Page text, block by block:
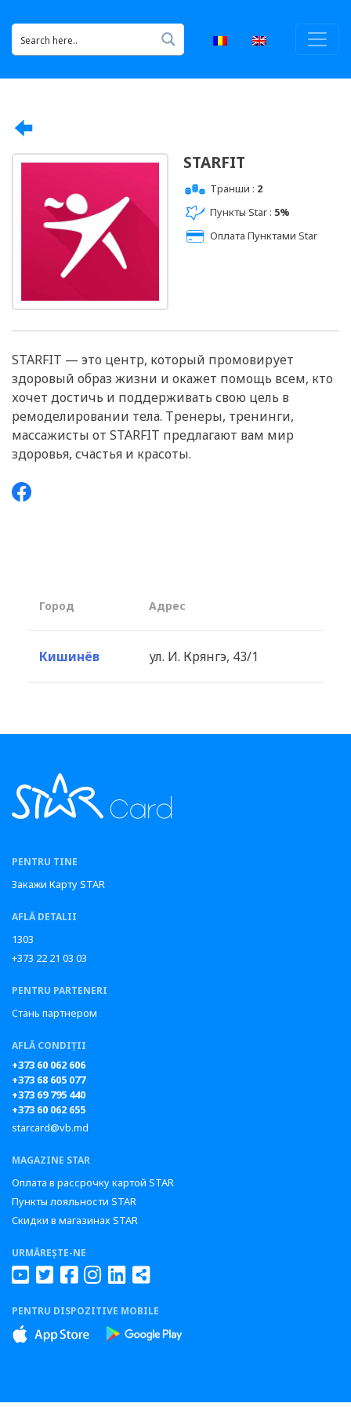
STARFIT
Транши : 2
Пункты Star : 5%
Оплата Пунктами Star
STARFIT — это центр, который промовирует
здоровый образ жизни и окажет помощь всем, кто
хочет достичь и поддерживать свою цель в
ремоделировании тела. Тренеры, тренинги,
массажисты от STARFIT предлагают вам мир
здоровья, счастья и красоты.
Город Aдрес
Кишинёв ул. И. Крянгэ, 43/1
PENTRU TINE
Закажи Карту STAR
AFLĂ DETALII
1303
+373 22 21 03 03
PENTRU PARTENERI
Стань партнером
AFLĂ CONDIȚII
+373 60 062 606
+373 68 605 077
+373 69 795 440
+373 60 062 655
starcard@vb.md
MAGAZINE STAR
Оплата в рассрочку картой STAR
Пункты лояльности STAR
Скидки в магазинах STAR
URMĂREȘTE-NE
PENTRU DISPOZITIVE MOBILE